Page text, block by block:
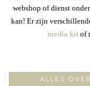
webshop of dienst
kan! Er zijn
media kitof
ALLES